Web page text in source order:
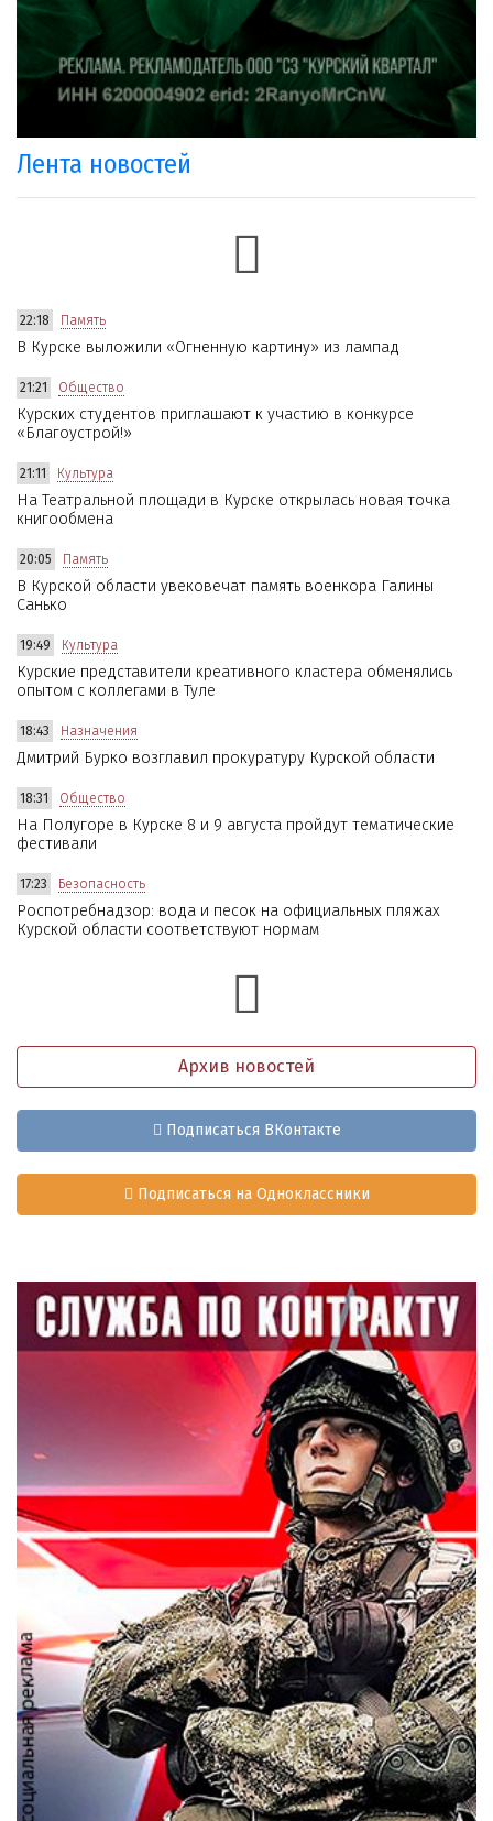
Лента новостей
22:18 Память
В Курске выложили «Огненную картину» из лампад
21:21 Общество
Курских студентов приглашают к участию в конкурсе
«Благоустрой!»
21:11 Культура
На Театральной площади в Курске открылась новая точка
книгообмена
20:05 Память
В Курской области увековечат память военкора Галины
Санько
19:49 Культура
Курские представители креативного кластера обменялись
опытом с коллегами в Туле
18:43 Назначения
Дмитрий Бурко возглавил прокуратуру Курской области
18:31 Общество
На Полугоре в Курске 8 и 9 августа пройдут тематические
фестивали
17:23 Безопасность
Роспотребнадзор: вода и песок на официальных пляжах
Курской области соответствуют нормам
Архив новостей
Подписаться ВКонтакте
Подписаться на Одноклассники